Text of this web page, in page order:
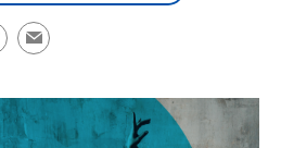
aus
gehören die Vereinigten
den mächtigsten Ländern
mit großem Einfluss auf
Email